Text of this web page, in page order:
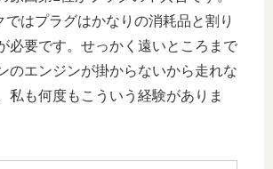
ではプラグはかなりの消耗品と割り
必要です。せっかく遠いところまで
のエンジンが掛からないから走れな
私も何度もこういう経験がありま